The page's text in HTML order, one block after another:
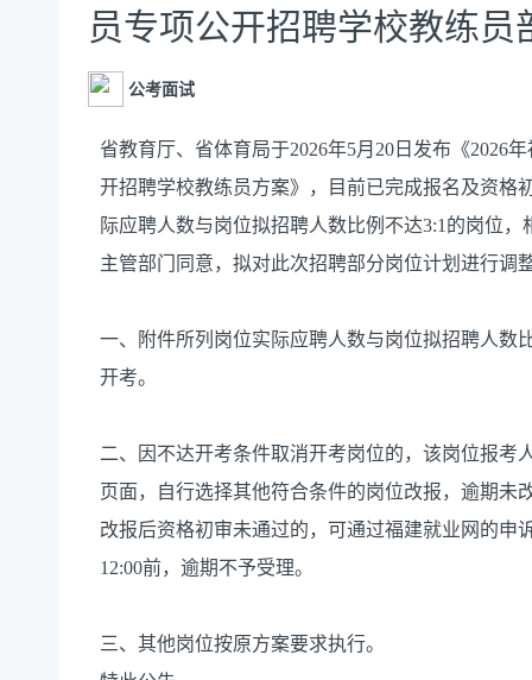
员专项公开招聘学校教练
公考面试
省教育厅、省体育局于2026年5月20日发布《2026
开招聘学校教练员方案》，目前已完成报名及资格
际应聘人数与岗位拟招聘人数比例不达3:1的岗位
主管部门同意，拟对此次招聘部分岗位计划进行调
一、附件所列岗位实际应聘人数与岗位拟招聘人数
开考。
二、因不达开考条件取消开考岗位的，该岗位报考
页面，自行选择其他符合条件的岗位改报，逾期
改报后资格初审未通过的，可通过福建就业网的申
12:00前，逾期不予受理。
三、其他岗位按原方案要求执行。